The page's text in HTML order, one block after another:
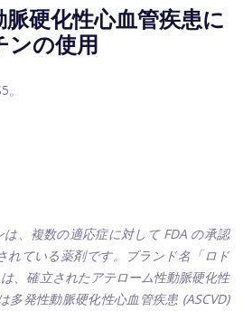
硬化性心血管疾患に
ンの使用
、複数の適応症に対して FDA の承認
れている薬剤です。ブランド名「ロド
、確立されたアテローム性動脈硬化性
多発性動脈硬化性心血管疾患 (ASCVD)